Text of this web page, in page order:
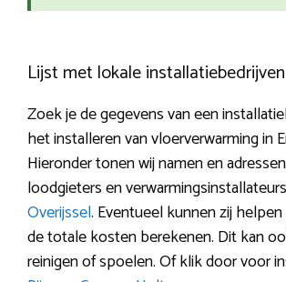
Lijst met lokale installatiebedrijven
Zoek je de gegevens van een
het installeren van vloerverwarming in
Hieronder tonen wij namen en
loodgieters en
Overijssel. Eventueel kunnen zij
de totale kosten berekenen. Dit kan
reinigen of spoelen. Of klik door voor